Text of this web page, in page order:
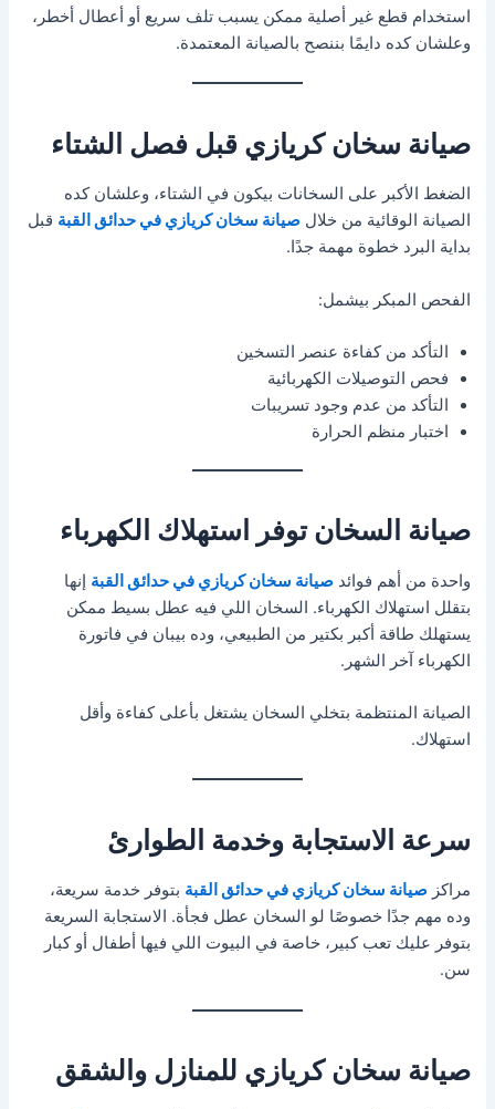
استخدام قطع غير أصلية ممكن يسبب تلف سريع أو أعطال أخطر،
وعلشان كده دايمًا بننصح بالصيانة المعتمدة.
صيانة سخان كريازي قبل فصل الشتاء
الضغط الأكبر على السخانات بيكون في الشتاء، وعلشان كده
الصيانة الوقائية من خلالصيانة سخان كريازي في حدائق القبة قبل
بداية البرد خطوة مهمة جدًا.
الفحص المبكر بيشمل:
التأكد من كفاءة عنصر التسخين
فحص التوصيلات الكهربائية
التأكد من عدم وجود تسريبات
اختبار منظم الحرارة
صيانة السخان توفر استهلاك الكهرباء
واحدة من أهم فوائدصيانة سخان كريازي في حدائق القبة إنها
بتقلل استهلاك الكهرباء. السخان اللي فيه عطل بسيط ممكن
يستهلك طاقة أكبر بكتير من الطبيعي، وده بيبان في فاتورة
الكهرباء آخر الشهر.
الصيانة المنتظمة بتخلي السخان يشتغل بأعلى كفاءة وأقل
استهلاك.
سرعة الاستجابة وخدمة الطوارئ
مراكزصيانة سخان كريازي في حدائق القبة بتوفر خدمة سريعة،
وده مهم جدًا خصوصًا لو السخان عطل فجأة. الاستجابة السريعة
بتوفر عليك تعب كبير، خاصة في البيوت اللي فيها أطفال أو كبار
سن.
صيانة سخان كريازي للمنازل والشقق